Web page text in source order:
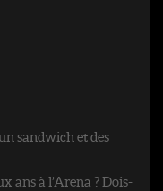
sandwich et des
ans à l’Arena ? Dois-